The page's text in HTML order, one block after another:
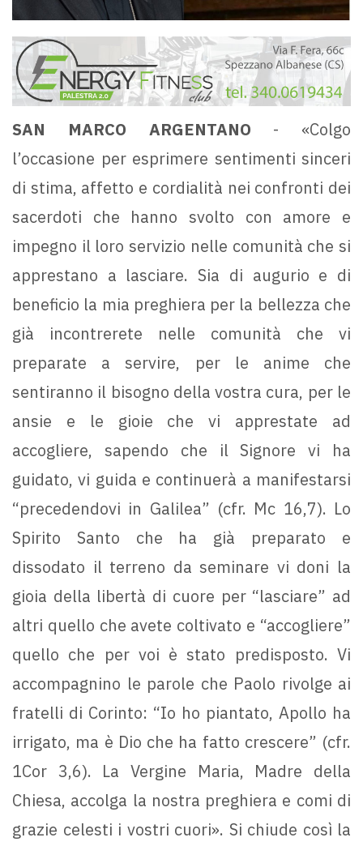
SAN MARCO ARGENTANO - «Colgo
l’occasione per esprimere sentimenti sinceri
di stima, affetto e cordialità nei confronti dei
sacerdoti che hanno svolto con amore e
impegno il loro servizio nelle comunità che si
apprestano a lasciare. Sia di augurio e di
beneficio la mia preghiera per la bellezza che
già incontrerete nelle comunità che vi
preparate a servire, per le anime che
sentiranno il bisogno della vostra cura, per le
ansie e le gioie che vi apprestate ad
accogliere, sapendo che il Signore vi ha
guidato, vi guida e continuerà a manifestarsi
“precedendovi in Galilea” (cfr. Mc 16,7). Lo
Spirito Santo che ha già preparato e
dissodato il terreno da seminare vi doni la
gioia della libertà di cuore per “lasciare” ad
altri quello che avete coltivato e “accogliere”
quello che per voi è stato predisposto. Vi
accompagnino le parole che Paolo rivolge ai
fratelli di Corinto: “Io ho piantato, Apollo ha
irrigato, ma è Dio che ha fatto crescere” (cfr.
1Cor 3,6). La Vergine Maria, Madre della
Chiesa, accolga la nostra preghiera e comi di
grazie celesti i vostri cuori». Si chiude così la